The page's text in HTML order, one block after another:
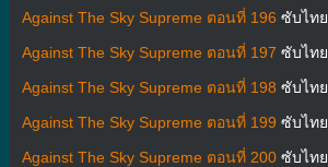
Against The Sky Supreme ตอนที่ 196 ซับไทย
Against The Sky Supreme ตอนที่ 197 ซับไทย
Against The Sky Supreme ตอนที่ 198 ซับไทย
Against The Sky Supreme ตอนที่ 199 ซับไทย
Against The Sky Supreme ตอนที่ 200ซับไทย